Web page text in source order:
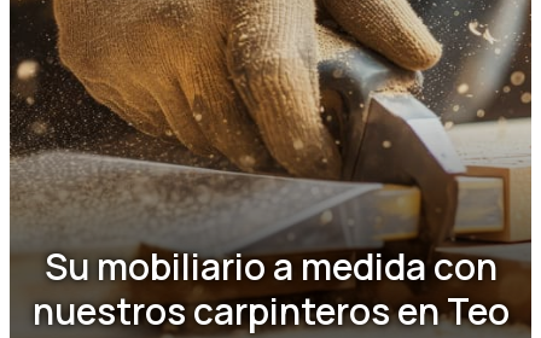
Su mobiliario a medida con
nuestros carpinteros en Teo